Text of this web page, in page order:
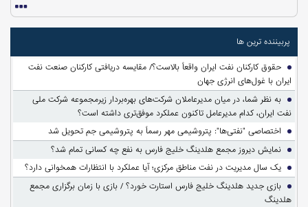
پربیننده ترین ها
حقوق کارکنان نفت ایران واقعاً بالاست؟/ مقایسه دریافتی کارکنان صنعت نفت
ایران با غول‌های انرژی جهان
به نظر شما، در میان مدیرعاملان شرکت‌های بهره‌بردار زیرمجموعه شرکت ملی
نفت ایران، کدام مدیرعامل تاکنون عملکرد موفق‌تری داشته است؟
اختصاصی "نفتی‌ها": پتروشیمی مهر رسماً به پتروشیمی جم تحویل شد
نمایش دیروز مجمع هلدینگ خلیج فارس به نفع چه کسانی تمام شد؟
یک سال مدیریت در نفت مناطق مرکزی؛ آیا عملکرد با انتظارات همخوانی دارد؟
بازی جدید هلدینگ خلیج فارس استارت خورد؟ / بازی با زمان برگزاری مجمع
هلدینگ